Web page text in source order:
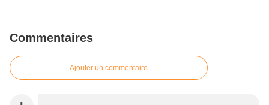
Commentaires
Ajouter un commentaire